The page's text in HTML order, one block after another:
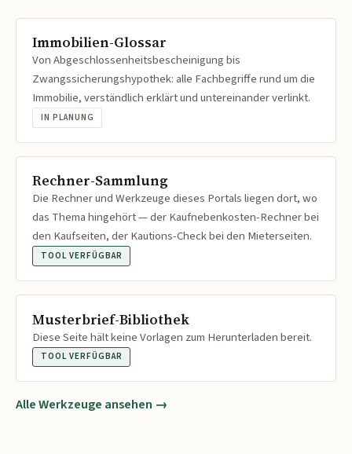
Immobilien-Glossar
Von Abgeschlossenheitsbescheinigung bis
Zwangssicherungshypothek: alle Fachbegriffe rund um die
Immobilie, verständlich erklärt und untereinander verlinkt.
IN PLANUNG
Rechner-Sammlung
Die Rechner und Werkzeuge dieses Portals liegen dort, wo
das Thema hingehört — der Kaufnebenkosten-Rechner bei
den Kaufseiten, der Kautions-Check bei den Mieterseiten.
TOOL VERFÜGBAR
Musterbrief-Bibliothek
Diese Seite hält keine Vorlagen zum Herunterladen bereit.
TOOL VERFÜGBAR
Alle Werkzeuge ansehen →